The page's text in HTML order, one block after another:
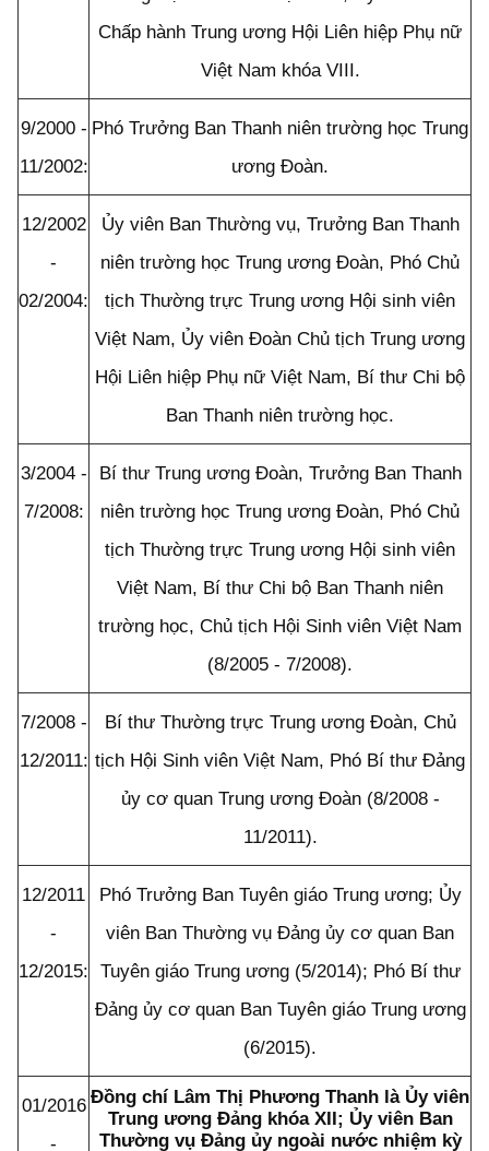
Chấp hành Trung ương Hội Liên hiệp Phụ nữ
Việt Nam khóa VIII.
9/2000 -
11/2002:
Phó Trưởng Ban Thanh niên trường học Trung
ương Đoàn.
12/2002
-
02/2004:
Ủy viên Ban Thường vụ, Trưởng Ban Thanh
niên trường học Trung ương Đoàn, Phó Chủ
tịch Thường trực Trung ương Hội sinh viên
Việt Nam, Ủy viên Đoàn Chủ tịch Trung ương
Hội Liên hiệp Phụ nữ Việt Nam, Bí thư Chi bộ
Ban Thanh niên trường học.
3/2004 -
7/2008:
Bí thư Trung ương Đoàn, Trưởng Ban Thanh
niên trường học Trung ương Đoàn, Phó Chủ
tịch Thường trực Trung ương Hội sinh viên
Việt Nam, Bí thư Chi bộ Ban Thanh niên
trường học, Chủ tịch Hội Sinh viên Việt Nam
(8/2005 - 7/2008).
7/2008 -
12/2011:
Bí thư Thường trực Trung ương Đoàn, Chủ
tịch Hội Sinh viên Việt Nam, Phó Bí thư Đảng
ủy cơ quan Trung ương Đoàn (8/2008 -
11/2011).
12/2011
-
12/2015:
Phó Trưởng Ban Tuyên giáo Trung ương; Ủy
viên Ban Thường vụ Đảng ủy cơ quan Ban
Tuyên giáo Trung ương (5/2014); Phó Bí thư
Đảng ủy cơ quan Ban Tuyên giáo Trung ương
(6/2015).
01/2016
-
Đồng chí Lâm Thị Phương Thanh là Ủy viên
Trung ương Đảng khóa XII; Ủy viên Ban
Thường vụ Đảng ủy ngoài nước nhiệm kỳ